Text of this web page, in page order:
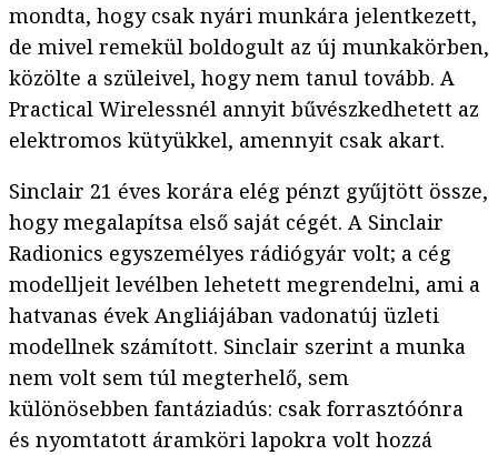
mondta, hogy csak nyári munkára jelentkezett,
de mivel remekül boldogult az új munkakörben,
közölte a szüleivel, hogy nem tanul tovább. A
Practical Wirelessnél annyit bűvészkedhetett az
elektromos kütyükkel, amennyit csak akart.
Sinclair 21 éves korára elég pénzt gyűjtött össze,
hogy megalapítsa első saját cégét. A Sinclair
Radionics egyszemélyes rádiógyár volt; a cég
modelljeit levélben lehetett megrendelni, ami a
hatvanas évek Angliájában vadonatúj üzleti
modellnek számított. Sinclair szerint a munka
nem volt sem túl megterhelő, sem
különösebben fantáziadús: csak forrasztóónra
és nyomtatott áramköri lapokra volt hozzá